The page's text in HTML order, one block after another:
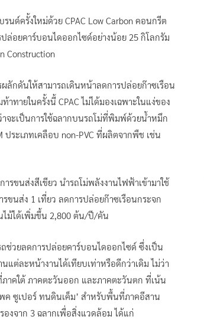
ด์ครั้งใหม่ด้วย CPAC Low Carbon คอนกรีต
ล่อยคาร์บอนไดออกไซด์อย่างน้อย 25 กิโลกรัม
Construction
กดันให้สามารถเดินหน้าลดการปล่อยก๊าซเรือน
ทายในครั้งนี้ CPAC ไม่ได้มองเฉพาะในแง่ของ
จะเป็นการใช้ฉลากบนรถโม่ที่พิมพ์ด้วยน้ำหมึก
ระเภทเคลือบ non-PVC ที่ผลิตจากพืช เช่น
รขนส่งสีเขียว นำรถโม่พลังงานไฟฟ้าเข้ามาใช้
ขนส่ง 1 เที่ยว ลดการปล่อยก๊าซเรือนกระจก
ม้ได้เพิ่มขึ้น 2,800 ต้น/ปี/คัน
ช่วยลดการปล่อยคาร์บอนไดออกไซด์ ซึ่งเป็น
แต่ละหน้างานได้เทียบเท่าหรือดีกว่าเดิม ไม่ว่า
าคใต้ ภาคตะวันออก และภาคตะวันตก ที่เน้น
ค ซูเปอร์ ทนดินเค็ม’ สำหรับพื้นที่ภาคอีสาน
งจาก 3 ฉลากเพื่อสิ่งแวดล้อม ได้แก่